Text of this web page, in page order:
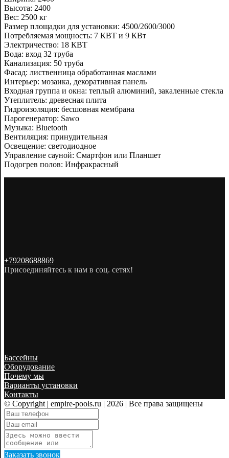
Высота: 2400
Вес: 2500 кг
Размер площадки для установки: 4500/2600/3000
Потребляемая мощность: 7 КВТ и 9 КВт
Электричество: 18 КВТ
Вода: вход 32 труба
Канализация: 50 труба
Фасад: лиственница обработанная маслами
Интерьер: мозаика, декоративная панель
Входная группа и окна: теплый алюминий, закаленные стекла
Утеплитель: древесная плита
Гидроизоляция: бесшовная мембрана
Парогенератор: Sawo
Музыка: Bluetooth
Вентиляция: принудительная
Освещение: светодиодное
Управление сауной: Смартфон или Планшет
Подогрев полов: Инфракрасный
+79208688869
Присоединяйтесь к нам в соц. сетях!
Бассейны
Оборудование
Почему мы
Варианты установки
Контакты
© Copyright | empire-pools.ru | 2026 | Все права защищены
Заказать звонок